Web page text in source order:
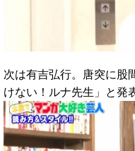
次は有吉弘行。唐突に股
けない！ルナ先生」と発